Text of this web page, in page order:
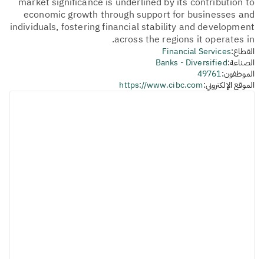
economic growth through support for businesses and
individuals, fostering financial stability and development
across the regions it operates in.
القطاع:Financial Services
الصناعة:Banks - Diversified
الموظفون:49761
الموقع الإلكتروني:https://www.cibc.com